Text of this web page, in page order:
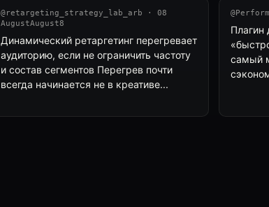
@retargeting_strategy_lab_arb · 08
AugustAugust8
Динамический ретаргетинг перегревает
аудиторию, если не ограничить частоту
и состав сегментов Перегрев почти
всегда начинается не в креативе...
Плагин
самый